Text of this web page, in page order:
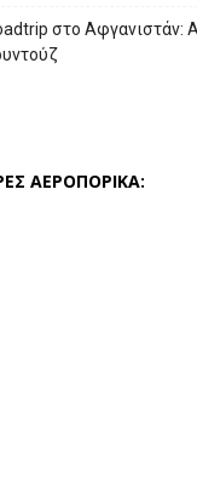
στο Αφγανιστάν:
ΑΕΡΟΠΟΡΙΚΑ: